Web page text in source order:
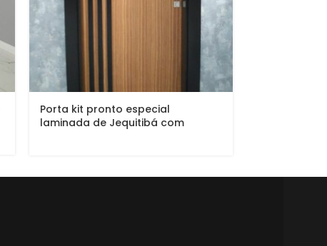
Porta kit pronto especial
laminada de Jequitibá com